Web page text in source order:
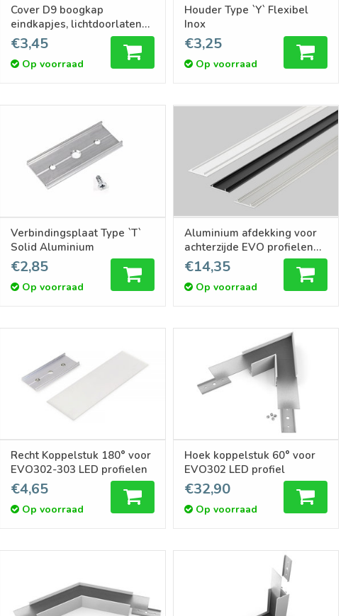
Cover D9 boogkap
eindkapjes, lichtdoorlatend
melkwit, Set van twee
€3,45
Op voorraad
Houder Type `Y` Flexibel
Inox
€3,25
Op voorraad
Verbindingsplaat Type `T`
Solid Aluminium
€2,85
Op voorraad
Aluminium afdekking voor
achterzijde EVO profielen
1m-2m
€14,35
Op voorraad
Recht Koppelstuk 180° voor
EVO302-303 LED profielen
€4,65
Op voorraad
Hoek koppelstuk 60° voor
EVO302 LED profiel
€32,90
Op voorraad